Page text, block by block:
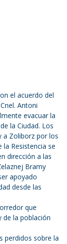
el acuerdo del
Antoni
evacuar la
la Ciudad. Los
a Zoliborz por los
la Resistencia se
dirección a las
Bramy
apoyado
desde las
que
de la población
perdidos sobre la